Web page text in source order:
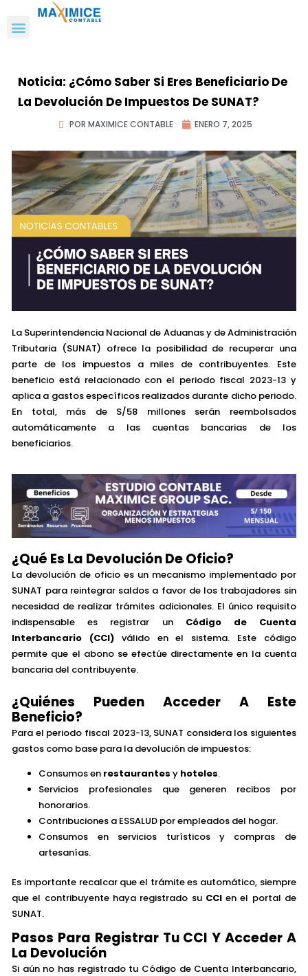
Noticia: ¿Cómo Saber Si Eres Beneficiario De
La Devolución De Impuestos De SUNAT?
POR MAXIMICE CONTABLE ENERO 7, 2025
La Superintendencia Nacional de Aduanas y de Administración
Tributaria (SUNAT) ofrece la posibilidad de recuperar una
parte de los impuestos a miles de contribuyentes. Este
beneficio está relacionado con el periodo fiscal 2023-13 y
aplica a gastos específicos realizados durante dicho periodo.
En total, más de S/58 millones serán reembolsados
automáticamente a las cuentas bancarias de los
beneficiarios.
¿Qué Es La Devolución De Oficio?
La devolución de oficio es un mecanismo implementado por
SUNAT para reintegrar saldos a favor de los trabajadores sin
necesidad de realizar trámites adicionales. El único requisito
indispensable es registrar un Código de Cuenta
Interbancario (CCI) válido en el sistema. Este código
permite que el abono se efectúe directamente en la cuenta
bancaria del contribuyente.
¿Quiénes Pueden Acceder A Este
Beneficio?
Para el periodo fiscal 2023-13, SUNAT considera los siguientes
gastos como base para la devolución de impuestos:
Consumos en restaurantes y hoteles.
Servicios profesionales que generen recibos por
honorarios.
Contribuciones a ESSALUD por empleados del hogar.
Consumos en servicios turísticos y compras de
artesanías.
Es importante recalcar que el trámite es automático, siempre
que el contribuyente haya registrado su CCIen el portal de
SUNAT.
Pasos Para Registrar Tu CCI Y Acceder A
La Devolución
Si aún no has registrado tu Código de Cuenta Interbancario,